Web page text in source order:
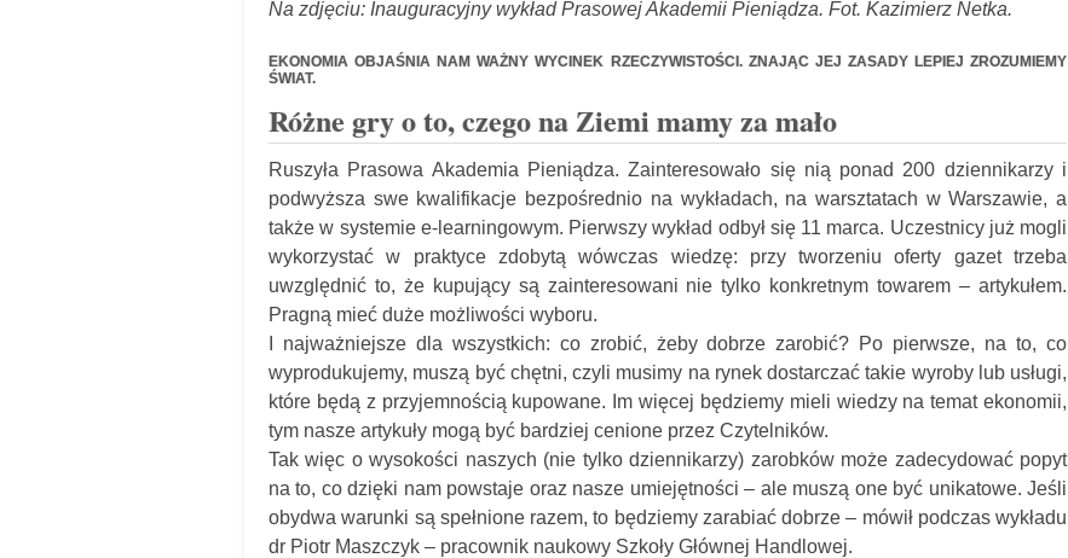
Na zdjęciu: Inauguracyjny wykład Prasowej Akademii Pieniądza. Fot. Kazimierz Netka.
EKONOMIA OBJAŚNIA NAM WAŻNY WYCINEK RZECZYWISTOŚCI. ZNAJĄC JEJ ZASADY LEPIEJ ZROZUMIEMY
ŚWIAT.
Różne gry o to, czego na Ziemi mamy za mało
Ruszyła Prasowa Akademia Pieniądza. Zainteresowało się nią ponad 200 dziennikarzy i
podwyższa swe kwalifikacje bezpośrednio na wykładach, na warsztatach w Warszawie, a
także w systemie e-learningowym. Pierwszy wykład odbył się 11 marca. Uczestnicy już mogli
wykorzystać w praktyce zdobytą wówczas wiedzę: przy tworzeniu oferty gazet trzeba
uwzględnić to, że kupujący są zainteresowani nie tylko konkretnym towarem – artykułem.
Pragną mieć duże możliwości wyboru.
I najważniejsze dla wszystkich: co zrobić, żeby dobrze zarobić? Po pierwsze, na to, co
wyprodukujemy, muszą być chętni, czyli musimy na rynek dostarczać takie wyroby lub usługi,
które będą z przyjemnością kupowane. Im więcej będziemy mieli wiedzy na temat ekonomii,
tym nasze artykuły mogą być bardziej cenione przez Czytelników.
Tak więc o wysokości naszych (nie tylko dziennikarzy) zarobków może zadecydować popyt
na to, co dzięki nam powstaje oraz nasze umiejętności – ale muszą one być unikatowe. Jeśli
obydwa warunki są spełnione razem, to będziemy zarabiać dobrze – mówił podczas wykładu
dr Piotr Maszczyk – pracownik naukowy Szkoły Głównej Handlowej.